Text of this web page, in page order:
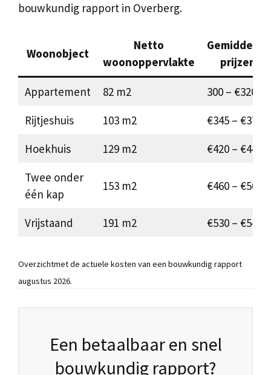
bouwkundig rapport in Overberg.
Woonobject
Netto
woonoppervlakte
Gemiddelde
prijzen
Appartement 82 m2
300 – €320
Rijtjeshuis
103 m2
€345 – €375
Hoekhuis
129 m2
€420 – €445
Twee onder
één kap
153 m2 €460 – €500
Vrijstaand 191 m2 €530 – €540
Overzichtmet de actuele kosten van een bouwkundig rapport
augustus 2026.
Een betaalbaar en snel
bouwkundig rapport?